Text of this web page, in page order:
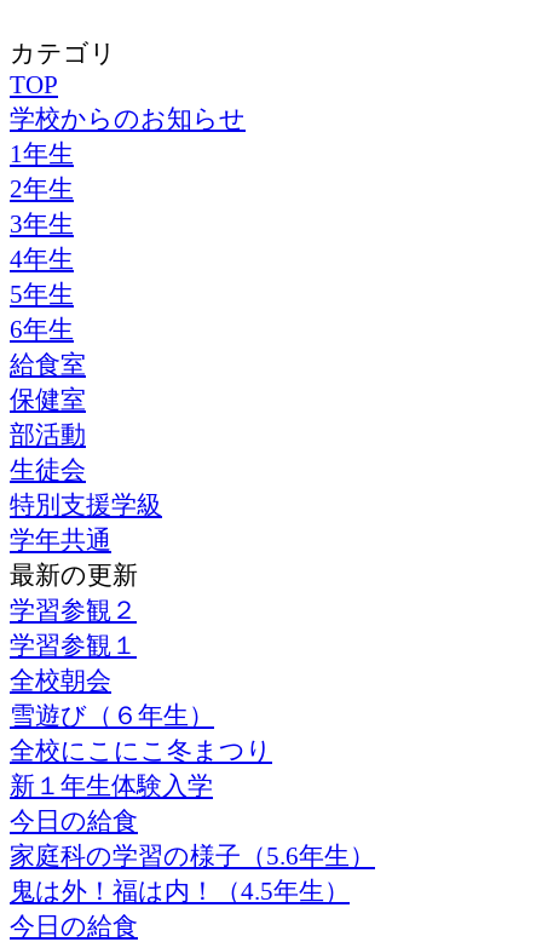
カテゴリ
TOP
学校からのお知らせ
1年生
2年生
3年生
4年生
5年生
6年生
給食室
保健室
部活動
生徒会
特別支援学級
学年共通
最新の更新
学習参観２
学習参観１
全校朝会
雪遊び（６年生）
全校にこにこ冬まつり
新１年生体験入学
今日の給食
家庭科の学習の様子（5.6年生）
鬼は外！福は内！（4.5年生）
今日の給食